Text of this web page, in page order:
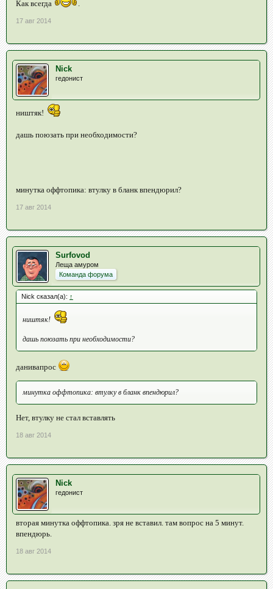
Как всегда .
17 авг 2014
Nick
гедонист
ништяк!
дашь поюзать при необходимости?
минутка оффтопика: втулку в бланк впендюрил?
17 авг 2014
Surfovod
Леща амуром
Команда форума
Nick сказал(а): ↑
ништяк!
дашь поюзать при необходимости?
данивапрос
минутка оффтопика: втулку в бланк впендюрил?
Нет, втулку не стал вставлять
18 авг 2014
Nick
гедонист
вторая минутка оффтопика. зря не вставил. там вопрос на 5 минут.
впендюрь.
18 авг 2014